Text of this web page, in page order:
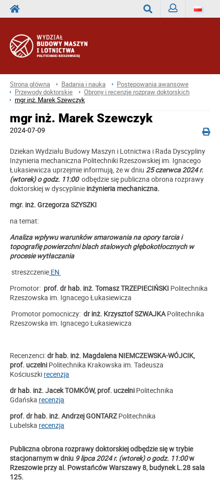
Strona główna Badania i nauka
Postępowania awansowe
Przewody doktorskie
Obrony i recenzje rozpraw doktorskich
mgr inż. Marek Szewczyk
mgr inż. Marek Szewczyk
2024-07-09
Dziekan Wydziału Budowy Maszyn i Lotnictwa i Rada Dyscypliny
Inżynieria mechaniczna Politechniki Rzeszowskiej im. Ignacego
Łukasiewicza uprzejmie informują, że w dniu 25 czerwca 2024 r.
(wtorek) o godz. 11:00 odbędzie się publiczna obrona rozprawy
doktorskiej w dyscyplinie inżynieria mechaniczna.
mgr. inż. Grzegorza SZYSZKI
na temat:
Analiza wpływu warunków smarowania na opory tarcia i
topografię powierzchni blach stalowych głębokotłocznych w
procesie wytłaczania
streszczenie EN
Promotor: prof. dr hab. inż. Tomasz TRZEPIECIŃSKI Politechnika
Rzeszowska im. Ignacego Łukasiewicza
Promotor pomocniczy: dr inż. Krzysztof SZWAJKAPolitechnika
Rzeszowska im. Ignacego Łukasiewicza
Recenzenci:dr hab. inż. Magdalena NIEMCZEWSKA-WÓJCIK,
prof. uczelni Politechnika Krakowska im. Tadeusza
Kościuszki recenzja
dr hab. inż. Jacek TOMKÓW, prof. uczelni Politechnika
Gdańska recenzja
prof. dr hab. inż. Andrzej GONTARZPolitechnika
Lubelska recenzja
Publiczna obrona rozprawy doktorskiej odbędzie się w trybie
stacjonarnym w dniu 9 lipca 2024 r. (wtorek) o godz. 11:00w
Rzeszowie przy al. Powstańców Warszawy 8, budynek L.28 sala
125.